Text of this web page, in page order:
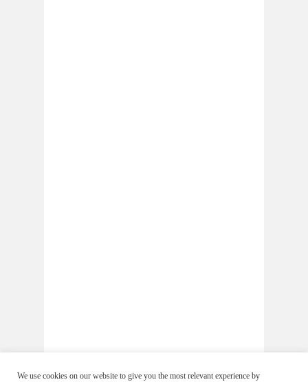
We use cookies on our website to give you the most relevant experience by